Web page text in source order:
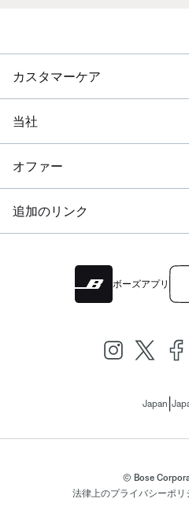
カスタマーケア
当社
オファー
追加のリンク
ボーズアプリ
Japan
© Bose
法律上のプライバシーポリ